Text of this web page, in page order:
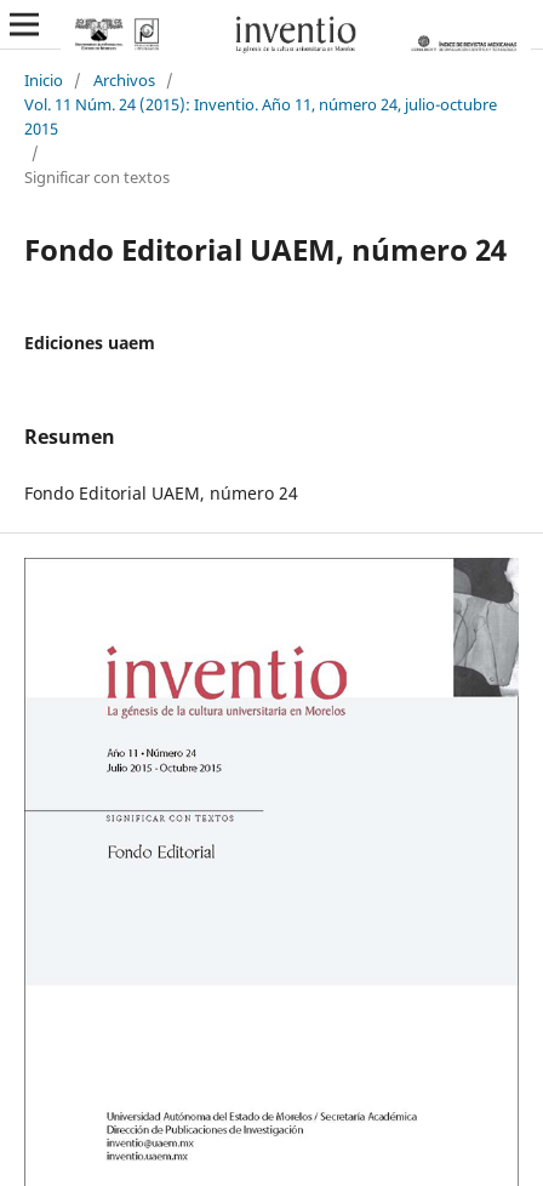
Inicio / Archivos /
Vol. 11 Núm. 24 (2015): Inventio. Año 11, número 24, julio-octubre
2015
/
Significar con textos
Fondo Editorial UAEM, número 24
Ediciones uaem
Resumen
Fondo Editorial UAEM, número 24